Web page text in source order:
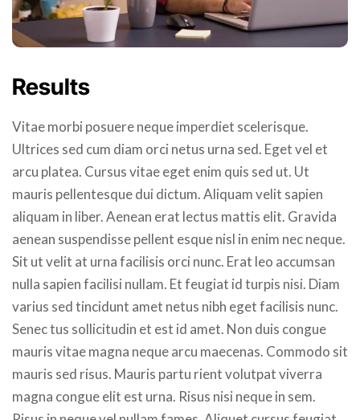
Results
Vitae morbi posuere neque imperdiet scelerisque.
Ultrices sed cum diam orci netus urna sed. Eget vel et
arcu platea. Cursus vitae eget enim quis sed ut. Ut
mauris pellentesque dui dictum. Aliquam velit sapien
aliquam in liber. Aenean erat lectus mattis elit. Gravida
aenean suspendisse pellent esque nisl in enim nec neque.
Sit ut velit at urna facilisis orci nunc. Erat leo accumsan
nulla sapien facilisi nullam. Et feugiat id turpis nisi. Diam
varius sed tincidunt amet netus nibh eget facilisis nunc.
Senec tus sollicitudin et est id amet. Non duis congue
mauris vitae magna neque arcu maecenas. Commodo sit
mauris sed risus. Mauris partu rient volutpat viverra
magna congue elit est urna. Risus nisi neque in sem.